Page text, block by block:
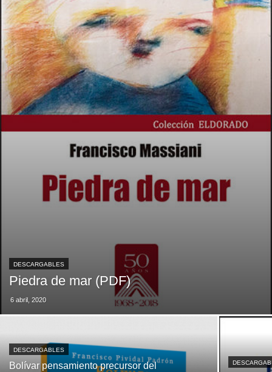
DESCARGABLES
Piedra de mar (PDF)
6 abril, 2020
DESCARGABLES
Bolívar pensamiento precursor del